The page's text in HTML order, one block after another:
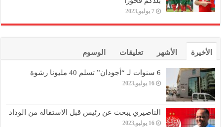
7 يوليو,2023
الأخيرة الأشهر تعليقات الوسوم
6 سنوات لـ “أجودان” تسلم 40 مليونا رشوة
16 يوليو,2023
الناصيري يبحث عن رئيس قبل الاستقالة من الوداد
16 يوليو,2023